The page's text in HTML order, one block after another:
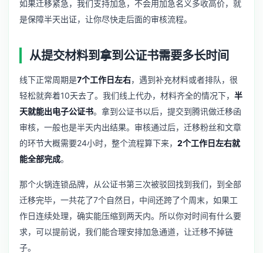
如果迁移紧急，我们支持加急，不会用加急名义多收高价，就
是保障半天出证，让你尽快走后面的审核流程。
从提交材料到拿到公证书需要多长时间
线下正常周期是7个工作日左右，遇到补充材料或者排队，很
轻松就奔着10天去了。我们线上代办，材料齐全的情况下， 半
天就能出电子公证书。拿到公证书以后，提交到腾讯做迁移函
审核，一般也是半天内出结果。审核通过后，迁移粉丝和文章
的环节大概需要24小时，整个流程算下来， 2个工作日左右就
能全部完成。
那个火锅连锁品牌，从公证书第三次被驳回找到我们，到全部
迁移完毕，一共花了7个自然日，中间还跨了个周末，如果工
作日连续处理，确实能压缩到两天内。所以你对时间有什么要
求，可以提前说，我们能合理安排加急通道，让迁移不掉链
子。